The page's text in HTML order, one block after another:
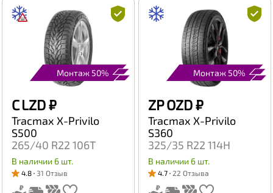
Монтаж 50%
C LZD₽
Tracmax X-Privilo
S500
265/40 R22 106T
В наличии 6 шт.
4.8 31 Отзыв
Монтаж 50%
ZP OZD₽
Tracmax X-Privilo
S360
325/35 R22 114H
В наличии 6 шт.
4.7 22 Отзыва